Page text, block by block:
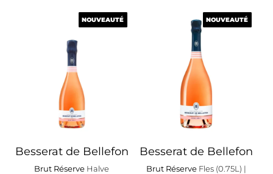
NOUVEAUTÉ
Besserat de Bellefon
Brut Réserve Halve
NOUVEAUTÉ NOUVEAUTÉ
Besserat de Bellefon
Brut Réserve Fles (0.75L) |
NOUVEAUTÉ